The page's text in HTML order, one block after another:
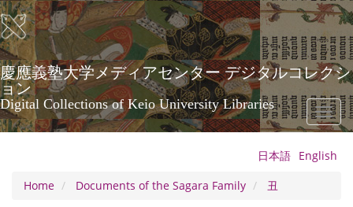
Skip
to
main
content
慶應義塾大学メディアセンター デジタルコレクシ
ョン
Digital Collections of Keio University Libraries
Toggle
日本語 English
Home
Documents of the Sagara Family 丑